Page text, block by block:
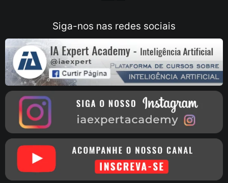
Siga-nos nas redes sociais